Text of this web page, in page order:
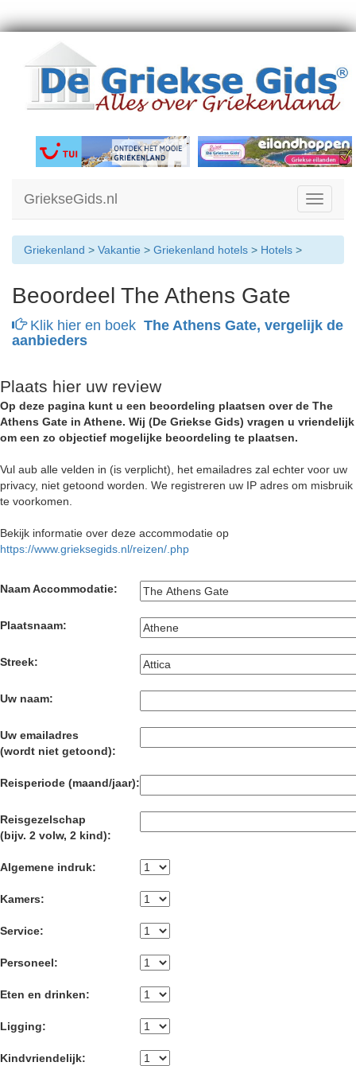
Toggle
GriekseGids.nl
Griekenland > Vakantie > Griekenland hotels > Hotels >
Beoordeel The Athens Gate
Klik hier en boek The Athens Gate, vergelijk de
aanbieders
Plaats hier uw review
Op deze pagina kunt u een beoordeling plaatsen over de The
Athens Gate in Athene. Wij (De Griekse Gids) vragen u vriendelijk
om een zo objectief mogelijke beoordeling te plaatsen.
Vul aub alle velden in (is verplicht), het emailadres zal echter voor uw
privacy, niet getoond worden. We registreren uw IP adres om misbruik
te voorkomen.
Bekijk informatie over deze accommodatie op
https://www.grieksegids.nl/reizen/.php
Naam Accommodatie:
Plaatsnaam:
Streek:
Uw naam:
Uw emailadres
(wordt niet getoond):
Reisperiode (maand/jaar):
Reisgezelschap
(bijv. 2 volw, 2 kind):
Algemene indruk:
Kamers:
Service:
Personeel:
Eten en drinken:
Ligging:
Kindvriendelijk: